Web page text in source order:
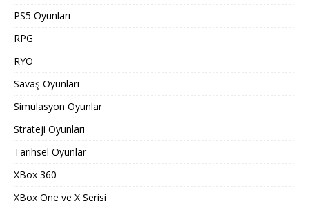
PS5 Oyunları
RPG
RYO
Savaş Oyunları
Simülasyon Oyunlar
Strateji Oyunları
Tarihsel Oyunlar
XBox 360
XBox One ve X Serisi